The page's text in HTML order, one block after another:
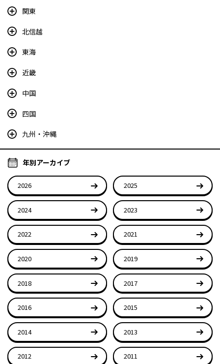
関東
北信越
東海
近畿
中国
四国
九州・沖縄
年別アーカイブ
2026 2025
2024 2023
2022 2021
2020 2019
2018 2017
2016 2015
2014 2013
2012 2011